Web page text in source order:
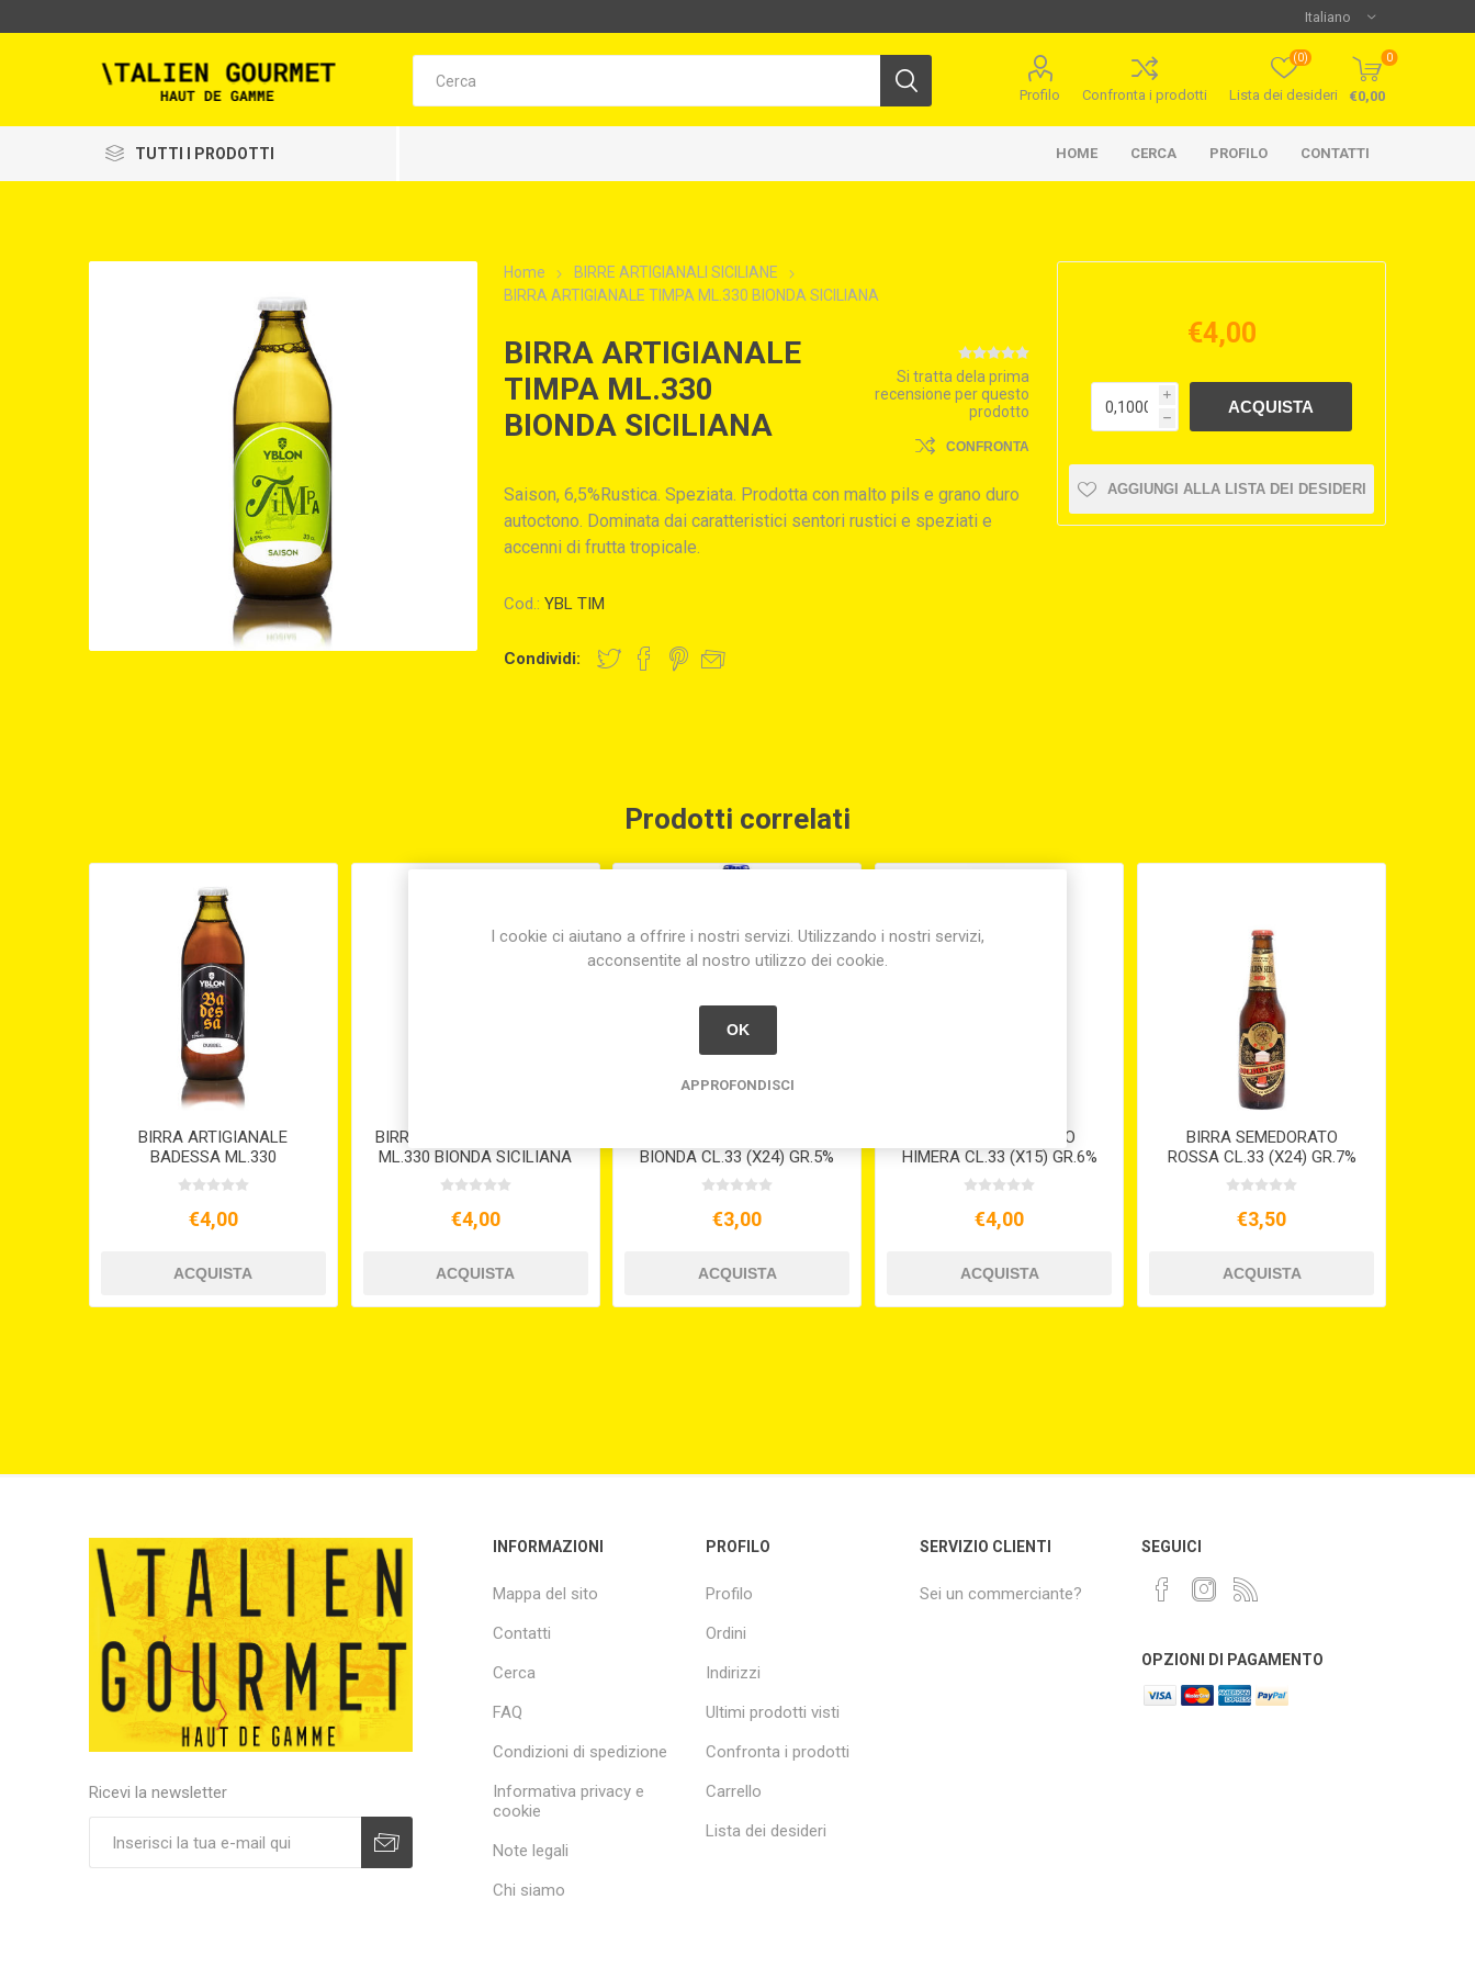
Profilo Confronta i prodotti Lista dei desideri
(0) 0
€0,00
TUTTI I PRODOTTI HOME CERCA PROFILO CONTATTI
Home
BIRRE ARTIGIANALI SICILIANE
BIRRA ARTIGIANALE TIMPA ML.330 BIONDA SICILIANA
BIRRA ARTIGIANALE
TIMPA ML.330
BIONDA SICILIANA
Si tratta dela prima
recensione per questo
prodotto
CONFRONTA
Saison, 6,5%Rustica. Speziata. Prodotta con malto pils e grano duro
autoctono. Dominata dai caratteristici sentori rustici e speziati e
accenni di frutta tropicale.
Cod.: YBL TIM
Condividi:
€4,00
i
h
AGGIUNGI ALLA LISTA DEI DESIDERI
Prodotti correlati
BIRRA ARTIGIANALE
BADESSA ML.330
AMBRATA SICILIANA
€4,00
BIRRA ARTIGIANALE TIMPA
ML.330 BIONDA SICILIANA
€4,00
BIONDA CL.33 (X24) GR.5%
€3,00
BIRRA SEMEDORATO
HIMERA CL.33 (X15) GR.6%
€4,00
BIRRA SEMEDORATO
ROSSA CL.33 (X24) GR.7%
€3,50
Ricevi la newsletter
INFORMAZIONI
Mappa del sito
Contatti
Cerca
FAQ
Condizioni di spedizione
Informativa privacy e
cookie
Note legali
Chi siamo
PROFILO
Profilo
Ordini
Indirizzi
Ultimi prodotti visti
Confronta i prodotti
Carrello
Lista dei desideri
SERVIZIO CLIENTI
Sei un commerciante?
SEGUICI
OPZIONI DI PAGAMENTO
I cookie ci aiutano a offrire i nostri servizi. Utilizzando i nostri servizi,
acconsentite al nostro utilizzo dei cookie.
OK
APPROFONDISCI